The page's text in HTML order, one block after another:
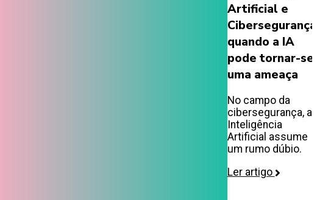
Artificial e
quando a IA
pode tornar-se
uma ameaça
No campo da
cibersegurança, a
Inteligência
Artificial assume
um rumo dúbio.
Ler artigo